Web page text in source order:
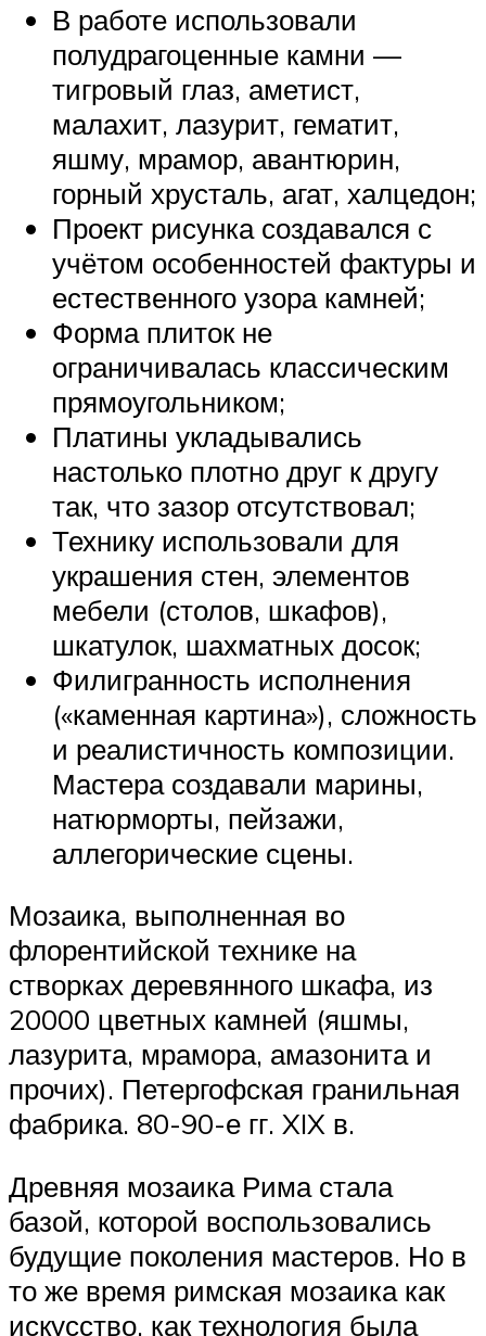
В работе использовали
полудрагоценные камни —
тигровый глаз, аметист,
малахит, лазурит, гематит,
яшму, мрамор, авантюрин,
горный хрусталь, агат, халцедон;
Проект рисунка создавался с
учётом особенностей фактуры и
естественного узора камней;
Форма плиток не
ограничивалась классическим
прямоугольником;
Платины укладывались
настолько плотно друг к другу
так, что зазор отсутствовал;
Технику использовали для
украшения стен, элементов
мебели (столов, шкафов),
шкатулок, шахматных досок;
Филигранность исполнения
(«каменная картина»), сложность
и реалистичность композиции.
Мастера создавали марины,
натюрморты, пейзажи,
аллегорические сцены.
Мозаика, выполненная во
флорентийской технике на
створках деревянного шкафа, из
20000 цветных камней (яшмы,
лазурита, мрамора, амазонита и
прочих). Петергофская гранильная
фабрика. 80-90-е гг. XIX в.
Древняя мозаика Рима стала
базой, которой воспользовались
будущие поколения мастеров. Но в
то же время римская мозаика как
искусство, как технология была